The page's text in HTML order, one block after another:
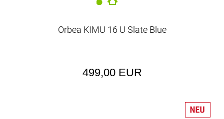
Orbea KIMU 16 U Slate Blue
499,00 EUR